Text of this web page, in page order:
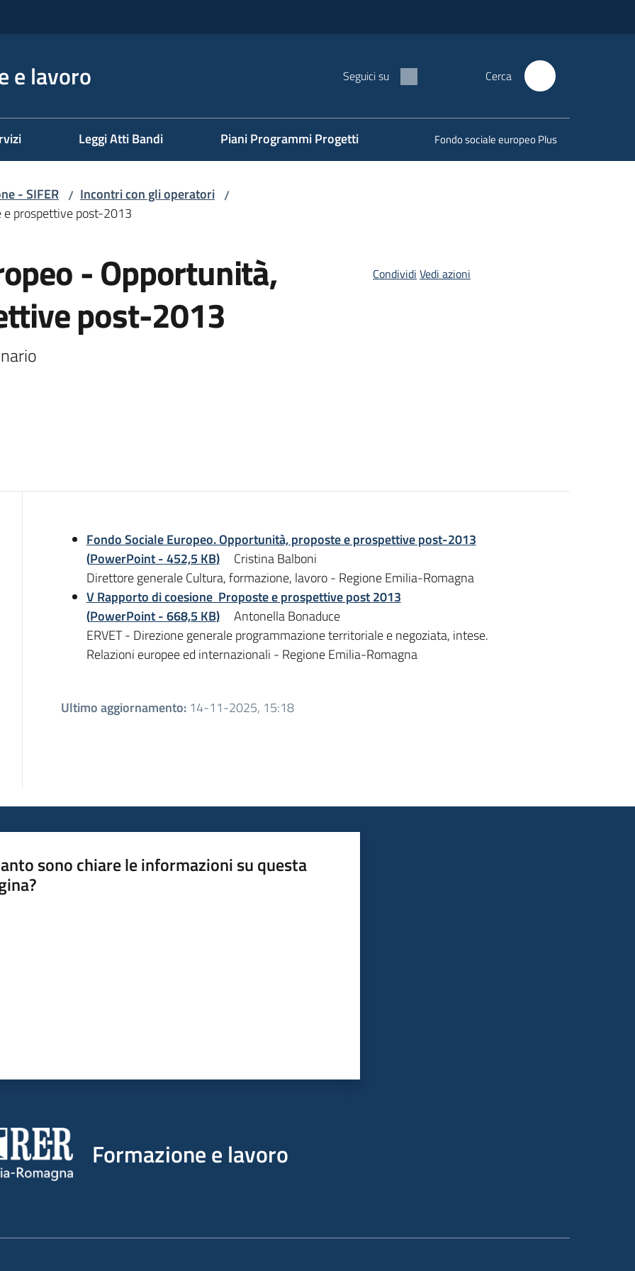
e lavoro Seguici su Cerca
Leggi Atti Bandi Piani Programmi Progetti Fondo sociale europeo Plus
- SIFER / Incontri con gli operatori /
e prospettive post-2013
- Opportunità,
post-2013
Condividi Vedi azioni
Introduzione
Fondo Sociale Europeo. Opportunità, proposte e prospettive post-2013
(PowerPoint-452,5 KB)Cristina Balboni
Direttore generale Cultura, formazione, lavoro - Regione Emilia-Romagna
V Rapporto di coesione Proposte e prospettive post 2013
(PowerPoint-668,5 KB)Antonella Bonaduce
ERVET - Direzione generale programmazione territoriale e negoziata, intese.
Relazioni europee ed internazionali - Regione Emilia-Romagna
Ultimo aggiornamento: 14-11-2025, 15:18
sono chiare le informazioni su questa
Formazione e lavoro